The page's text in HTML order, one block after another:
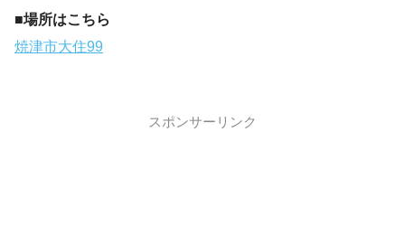
■場所はこちら
焼津市大住99
スポンサーリンク